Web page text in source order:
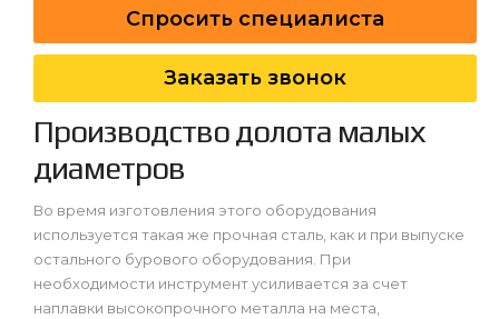
Спросить специалиста
Заказать звонок
Производство долота малых
диаметров
Во время изготовления этого оборудования
используется такая же прочная сталь, как и при выпуске
остального бурового оборудования. При
необходимости инструмент усиливается за счет
наплавки высокопрочного металла на места,